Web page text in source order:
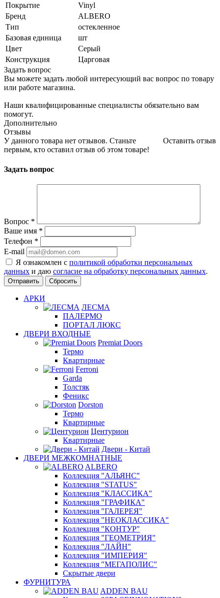
Покрытие
Vinyl
Бренд
ALBERO
Тип
остекленное
Базовая единица
шт
Цвет
Серый
Конструкция
Царговая
Задать вопрос
Вы можете задать любой интересующий вас вопрос по товару
или работе магазина.
Наши квалифицированные специалисты обязательно вам
помогут.
Дополнительно
Отзывы
Оставить отзыв
У данного товара нет отзывов. Станьте
первым, кто оставил отзыв об этом товаре!
Задать вопрос
Вопрос *
Ваше имя *
Телефон *
E-mail
Я ознакомлен с политикой обработки персональных
данных и даю согласие на обработку персональных данных.
Сбросить
АРКИ
ЛЕСМА
ПАЛЕРМО
ПОРТАЛ ЛЮКС
ДВЕРИ ВХОДНЫЕ
Premiat Doors
Термо
Квартирные
Ferroni
Garda
Толстяк
Феникс
Dorston
Термо
Квартирные
Центурион
Квартирные
Двери - Китай
ДВЕРИ МЕЖКОМНАТНЫЕ
ALBERO
Коллекция "АЛЬЯНС"
Коллекция "STATUS"
Коллекция "КЛАССИКА"
Коллекция "ГРАФИКА"
Коллекция "ГАЛЕРЕЯ"
Коллекция "НЕОКЛАССИКА"
Коллекция "КОНТУР"
Коллекция "ГЕОМЕТРИЯ"
Коллекция "ЛАЙН"
Коллекция "ИМПЕРИЯ"
Коллекция "МЕГАПОЛИС"
Скрытые двери
ФУРНИТУРА
ADDEN BAU